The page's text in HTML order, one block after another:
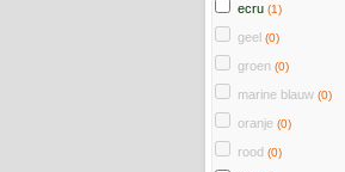
ecru (1)
geel (0)
groen (0)
marine blauw (0)
oranje (0)
rood (0)